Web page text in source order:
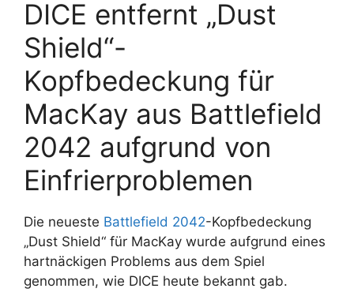
DICE entfernt „Dust
Shield“-
Kopfbedeckung für
MacKay aus Battlefield
2042 aufgrund von
Einfrierproblemen
Die neueste Battlefield 2042-Kopfbedeckung
„Dust Shield“ für MacKay wurde aufgrund eines
hartnäckigen Problems aus dem Spiel
genommen, wie DICE heute bekannt gab.